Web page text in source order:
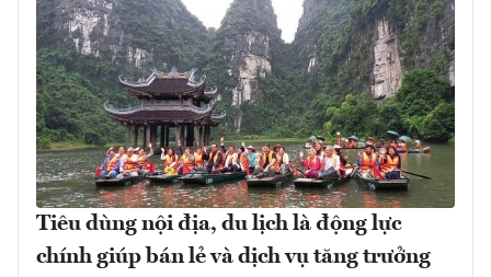
Tiêu dùng nội địa, du lịch là động lực
chính giúp bán lẻ và dịch vụ tăng trưởng